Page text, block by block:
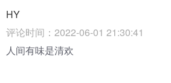
HY
评论时间：2022-06-01 21:30:41
人间有味是清欢